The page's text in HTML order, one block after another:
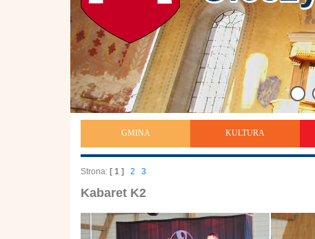
GMINA KULTURA
Strona: [ 1 ] 2 3
Kabaret K2